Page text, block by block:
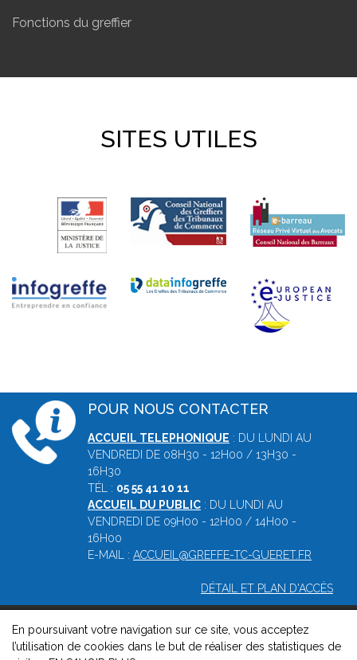
Fonctions du greffier
SITES UTILES
POUR NOUS CONTACTER
ACCUEIL TELEPHONIQUE : DU LUNDI AU
VENDREDI DE 08H30 - 12H00 / 13H30 -
16H30
TÉL : 05 55 41 10 11
ACCUEIL DU PUBLIC : DU LUNDI AU
VENDREDI DE 09H00 - 12H00 / 14H00 -
16H00
E-MAIL : ACCUEIL@GREFFE-TC-GUERET.FR
DÉTAIL ET PLAN D'ACCÈS
© 2026, Greffe du tribunal de commerce de Guéret -Mentions
légales-Contact -Gestion des cookies -Politique de
En poursuivant votre navigation sur ce site, vous acceptez
l’utilisation de cookies dans le but de réaliser des statistiques de